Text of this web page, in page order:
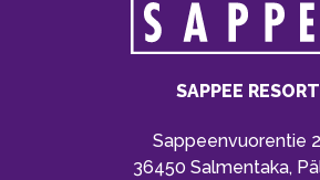
SAPPEE RESORT
Sappeenvuorentie
36450 Salmentaka,